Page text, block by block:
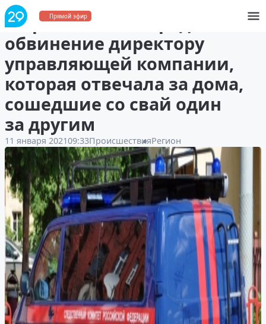
Прямой эфир
В Архангельске предъявили
обвинение директору
управляющей компании,
которая отвечала за дома,
сошедшие со свай один
за другим
11 января 202109:33ПроисшествияРегион